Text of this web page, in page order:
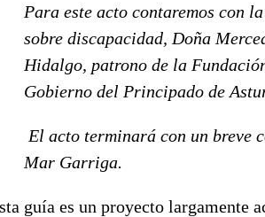
Para este acto contaremos con
sobre discapacidad, Doña
Hidalgo, patrono de la
Gobierno del Principado de
El acto terminará con un breve
Mar Garriga.
guía es un proyecto largamente